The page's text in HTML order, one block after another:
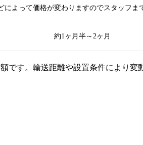
によって価格が変わりますのでスタッフま
約1ヶ月半～2ヶ月
です。輸送距離や設置条件により変